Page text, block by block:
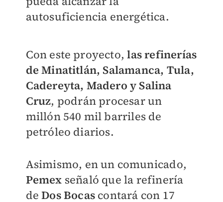
autosuficiencia energética.
Con este proyecto,las refinerías
de Minatitlán, Salamanca, Tula,
Cadereyta, Madero y Salina
Cruz, podrán procesar un
millón 540 mil barriles de
petróleo diarios.
Asimismo, en un comunicado,
Pemex señaló que la refinería
deDos Bocas contará con 17